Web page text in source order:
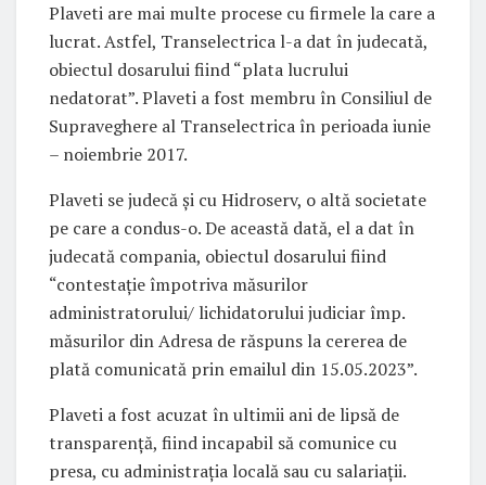
Plaveti are mai multe procese cu firmele la care a
lucrat. Astfel, Transelectrica l-a dat în judecată,
obiectul dosarului fiind “plata lucrului
nedatorat”. Plaveti a fost membru în Consiliul de
Supraveghere al Transelectrica în perioada iunie
– noiembrie 2017.
Plaveti se judecă și cu Hidroserv, o altă societate
pe care a condus-o. De această dată, el a dat în
judecată compania, obiectul dosarului fiind
“contestaţie împotriva măsurilor
administratorului/ lichidatorului judiciar împ.
măsurilor din Adresa de răspuns la cererea de
plată comunicată prin emailul din 15.05.2023”.
Plaveti a fost acuzat în ultimii ani de lipsă de
transparență, fiind incapabil să comunice cu
presa, cu administrația locală sau cu salariații.